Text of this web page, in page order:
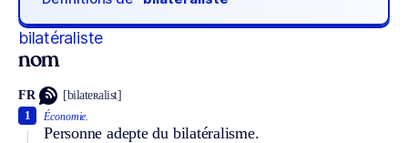
bilatéraliste
nom
FR [bilateʀalist]
Économie.
Personne adepte du bilatéralisme.
1